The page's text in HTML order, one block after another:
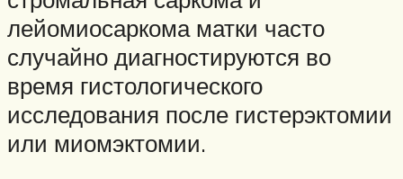
лейомиосаркома матки часто
случайно диагностируются во
время гистологического
исследования после гистерэктомии
или миомэктомии.